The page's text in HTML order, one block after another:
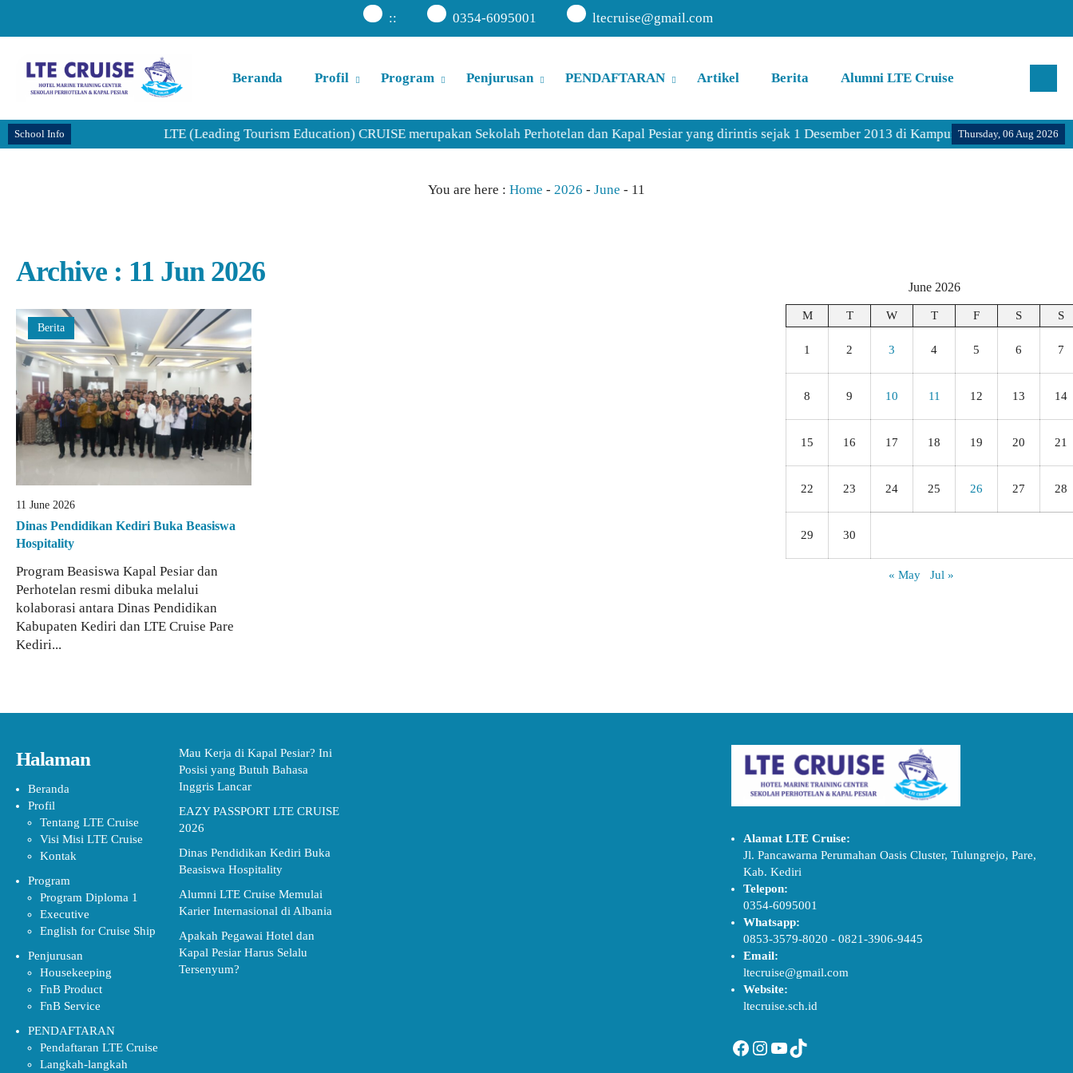
:: 0354-6095001 ltecruise@gmail.com
Beranda Profil Program Penjurusan PENDAFTARAN Artikel Berita Alumni LTE Cruise
School Info Thursday, 06 Aug 2026
LTE (Leading Tourism Education) CRUISE merupakan Sekolah Perhotelan dan Kapal Pesiar yang dirintis sejak 1 Desember 2013 di Kampung Inggris Pare Kediri.
You are here : Home - 2026 - June - 11
Archive : 11 Jun 2026
Berita
11 June 2026
Dinas Pendidikan Kediri Buka Beasiswa
Hospitality
Program Beasiswa Kapal Pesiar dan
Perhotelan resmi dibuka melalui
kolaborasi antara Dinas Pendidikan
Kabupaten Kediri dan LTE Cruise Pare
Kediri...
June 2026
M T W T F S S
1 2 3 4 5 6 7
8 9 10 11 12 13 14
15 16 17 18 19 20 21
22 23 24 25 26 27 28
29 30
« May Jul »
Halaman
Beranda
Profil
Tentang LTE Cruise
Visi Misi LTE Cruise
Kontak
Program
Program Diploma 1
Executive
English for Cruise Ship
Penjurusan
Housekeeping
FnB Product
FnB Service
PENDAFTARAN
Pendaftaran LTE Cruise
Langkah-langkah
Mau Kerja di Kapal Pesiar? Ini
Posisi yang Butuh Bahasa
Inggris Lancar
EAZY PASSPORT LTE CRUISE
2026
Dinas Pendidikan Kediri Buka
Beasiswa Hospitality
Alumni LTE Cruise Memulai
Karier Internasional di Albania
Apakah Pegawai Hotel dan
Kapal Pesiar Harus Selalu
Tersenyum?
Alamat LTE Cruise:
Jl. Pancawarna Perumahan Oasis Cluster, Tulungrejo, Pare,
Kab. Kediri
Telepon:
0354-6095001
Whatsapp:
0853-3579-8020 - 0821-3906-9445
Email:
ltecruise@gmail.com
Website:
ltecruise.sch.id
Facebook
Instagram
YouTube
TikTok